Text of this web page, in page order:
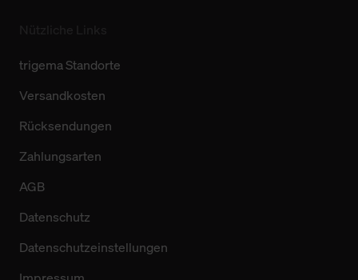
trigema Standorte
Versandkosten
Rücksendungen
Zahlungsarten
AGB
Datenschutz
Datenschutzeinstellungen